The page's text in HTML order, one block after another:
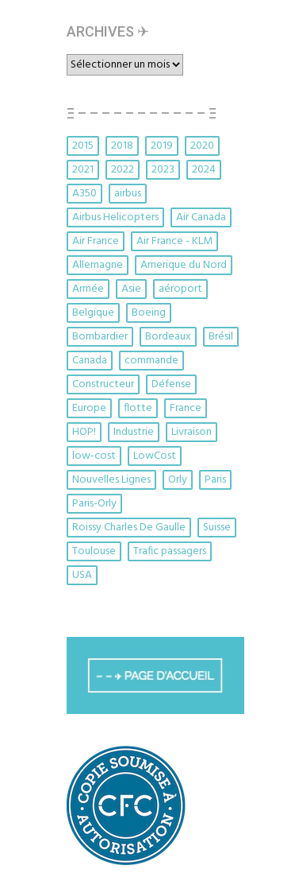
ARCHIVES ✈︎
ARCHIVES
✈︎
Ξ – – – – – – – – – – – Ξ
2015 2018 2019
2020
2021
2022 2023
2024
A350
airbus
Airbus Helicopters
Air Canada
Air France
Air France - KLM
Allemagne
Amerique du Nord
Armée
Asie
aéroport
Belgique
Boeing
Bombardier
Bordeaux
Brésil
Canada
commande
Constructeur
Défense
Europe
flotte
France
HOP!
Industrie
Livraison
low-cost
LowCost
Nouvelles Lignes
Orly
Paris
Paris-Orly
Roissy Charles De Gaulle
Suisse
Toulouse
Trafic passagers
USA